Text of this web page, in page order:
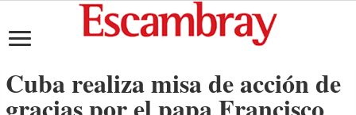
Cuba realiza misa de acción de